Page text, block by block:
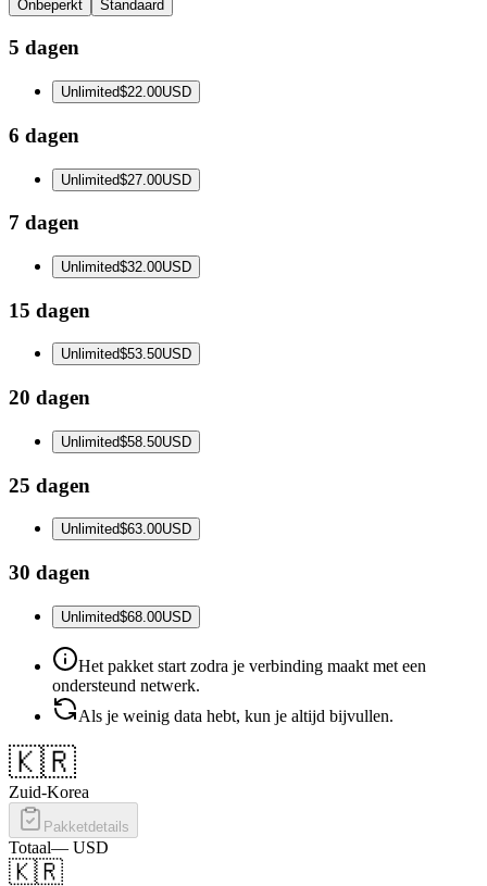
Onbeperkt Standaard
5 dagen
Unlimited$22.00USD
6 dagen
Unlimited$27.00USD
7 dagen
Unlimited$32.00USD
15 dagen
Unlimited$53.50USD
20 dagen
Unlimited$58.50USD
25 dagen
Unlimited$63.00USD
30 dagen
Unlimited$68.00USD
Het pakket start zodra je verbinding maakt met een
ondersteund netwerk.
Als je weinig data hebt, kun je altijd bijvullen.
🇰🇷
Zuid-Korea
Pakketdetails
Totaal— USD
🇰🇷